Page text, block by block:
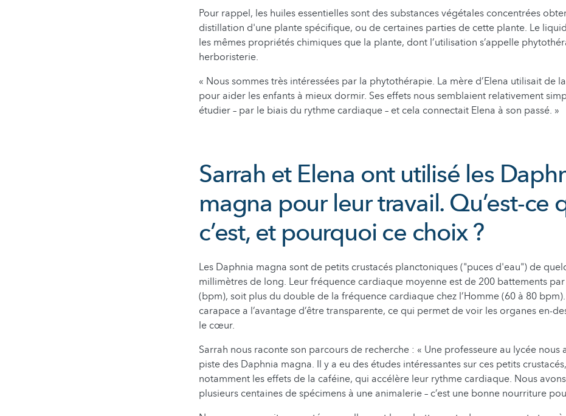
Pour rappel, les huiles essentielles sont des substances végétales concentrées
distillation d'une plante spécifique, ou de certaines parties de cette plante. Le
les mêmes propriétés chimiques que la plante, dont l’utilisation s’appelle
herboristerie.
« Nous sommes très intéressées par la phytothérapie. La mère d’Elena utilisait de
pour aider les enfants à mieux dormir. Ses effets nous semblaient relativement
étudier – par le biais du rythme cardiaque – et cela connectait Elena à son passé. »
Sarrah et Elena ont utilisé les
magna pour leur travail. Qu’est-ce
c’est, et pourquoi ce choix ?
Les Daphnia magna sont de petits crustacés planctoniques ("puces d'eau") de
millimètres de long. Leur fréquence cardiaque moyenne est de 200 battements
(bpm), soit plus du double de la fréquence cardiaque chez l’Homme (60 à 80
carapace a l’avantage d’être transparente, ce qui permet de voir les organes en-
le cœur.
Sarrah nous raconte son parcours de recherche : « Une professeure au lycée nous
piste des Daphnia magna. Il y a eu des études intéressantes sur ces petits crustacés,
notamment les effets de la caféine, qui accélère leur rythme cardiaque. Nous
plusieurs centaines de spécimens à une animalerie – c’est une bonne nourriture